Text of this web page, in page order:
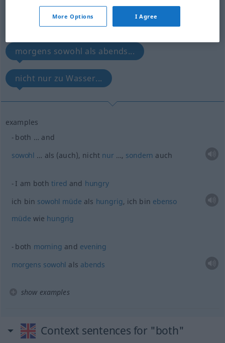
ich bin sowohl müde als hungrig...
morgens sowohl als abends...
nicht nur zu Wasser...
examples
both … and
sowohl … als (auch), nicht nur…, sondern auch
I am bothtired and hungry
ich bin sowohl müde als hungrig, ich bin ebenso
müde wie hungrig
both morning and evening
morgens sowohl als abends
show examples
Context sentences for "both"
More Options I Agree